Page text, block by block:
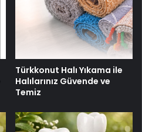
Türkkonut Halı Yıkama ile
Halılarınız Güvende ve
Temiz